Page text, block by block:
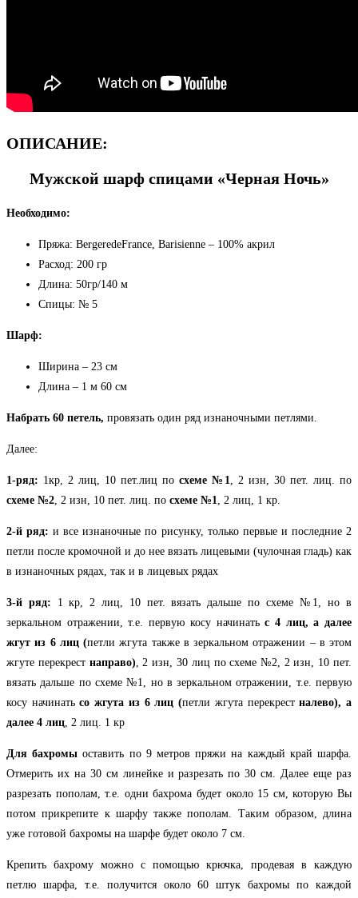
ОПИСАНИЕ:
Мужской шарф спицами «Черная Ночь»
Необходимо:
Пряжа: BergeredeFrance, Barisienne – 100% акрил
Расход: 200 гр
Длина: 50гр/140 м
Спицы: № 5
Шарф:
Ширина – 23 см
Длина – 1 м 60 см
Набрать 60 петель, провязать один ряд изнаночными петлями.
Далее:
1-ряд: 1кр, 2 лиц, 10 пет.лиц по схеме №1, 2 изн, 30 пет. лиц. по
схеме №2, 2 изн, 10 пет. лиц. по схеме №1, 2 лиц, 1 кр.
2-й ряд: и все изнаночные по рисунку, только первые и последние 2
петли после кромочной и до нее вязать лицевыми (чулочная гладь) как
в изнаночных рядах, так и в лицевых рядах
3-й ряд: 1 кр, 2 лиц, 10 пет. вязать дальше по схеме №1, но в
зеркальном отражении, т.е. первую косу начинатьс 4 лиц, а далее
жгут из 6 лиц (петли жгута также в зеркальном отражении – в этом
жгуте перекрестнаправо), 2 изн, 30 лиц по схеме №2, 2 изн, 10 пет.
вязать дальше по схеме №1, но в зеркальном отражении, т.е. первую
косу начинатьсо жгута из 6 лиц (петли жгута перекрестналево), а
далее 4 лиц, 2 лиц. 1 кр
Для бахромы оставить по 9 метров пряжи на каждый край шарфа.
Отмерить их на 30 см линейке и разрезать по 30 см. Далее еще раз
разрезать пополам, т.е. одни бахрома будет около 15 см, которую Вы
потом прикрепите к шарфу также пополам. Таким образом, длина
уже готовой бахромы на шарфе будет около 7 см.
Крепить бахрому можно с помощью крючка, продевая в каждую
петлю шарфа, т.е. получится около 60 штук бахромы по каждой